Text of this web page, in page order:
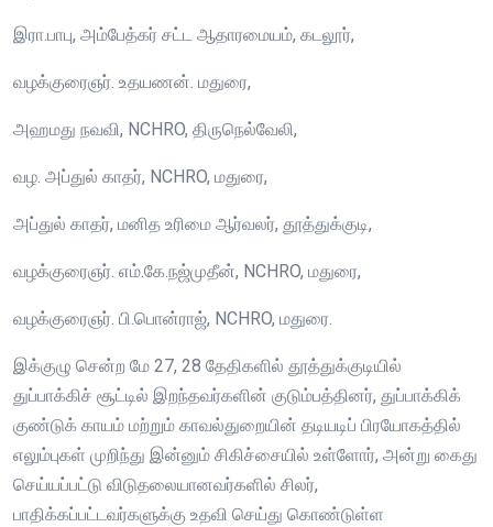
இரா.பாபு, அம்பேத்கர் சட்ட ஆதாரமையம், கடலூர்,
வழக்குரைஞர். உதயணன். மதுரை,
அஹமது நவவி, NCHRO, திருநெல்வேலி,
வழ. அப்துல் காதர், NCHRO, மதுரை,
அப்துல் காதர், மனித உரிமை ஆர்வலர், தூத்துக்குடி,
வழக்குரைஞர். எம்.கே.நஜ்முதீன், NCHRO, மதுரை,
வழக்குரைஞர். பி.பொன்ராஜ், NCHRO, மதுரை.
இக்குழு சென்ற மே 27, 28 தேதிகளில் தூத்துக்குடியில்
துப்பாக்கிச் சூட்டில் இறந்தவர்களின் குடும்பத்தினர், துப்பாக்கிக்
குண்டுக் காயம் மற்றும் காவல்துறையின் தடியடிப் பிரயோகத்தில்
எலும்புகள் முறிந்து இன்னும் சிகிச்சையில் உள்ளோர், அன்று கைது
செய்யப்பட்டு விடுதலையானவர்களில் சிலர்,
பாதிக்கப்பட்டவர்களுக்கு உதவி செய்து கொண்டுள்ள